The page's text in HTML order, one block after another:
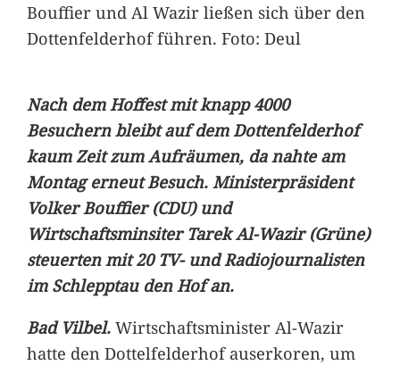
Bouffier und Al Wazir ließen sich über den
Dottenfelderhof führen. Foto: Deul
Nach dem Hoffest mit knapp 4000
Besuchern bleibt auf dem Dottenfelderhof
kaum Zeit zum Aufräumen, da nahte am
Montag erneut Besuch. Ministerpräsident
Volker Bouffier (CDU) und
Wirtschaftsminsiter Tarek Al-Wazir (Grüne)
steuerten mit 20 TV- und Radiojournalisten
im Schlepptau den Hof an.
Bad Vilbel. Wirtschaftsminister Al-Wazir
hatte den Dottelfelderhof auserkoren, um